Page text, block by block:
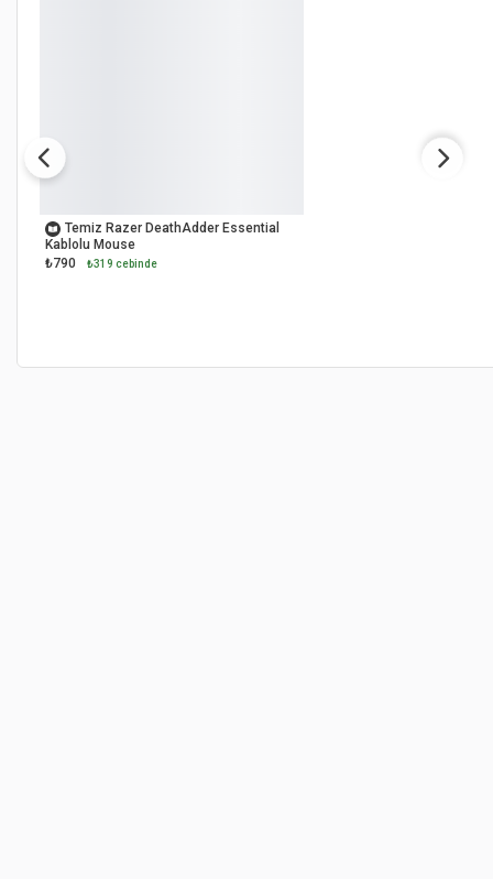
Temiz Razer DeathAdder Essential
Kablolu Mouse
₺790
₺319 cebinde